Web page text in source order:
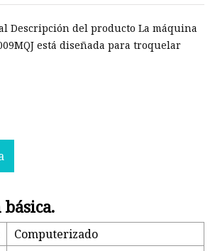
Descripción del producto La máquina
está diseñada para troquelar
Computerizado